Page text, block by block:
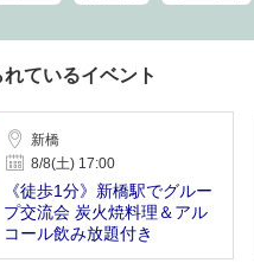
ているイベント
新橋
8/8(土) 17:00
《徒歩1分》新橋駅でグルー
プ交流会 炭火焼料理＆アル
コール飲み放題付き